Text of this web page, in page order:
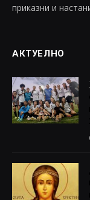
приказни и
АКТУЕЛНО